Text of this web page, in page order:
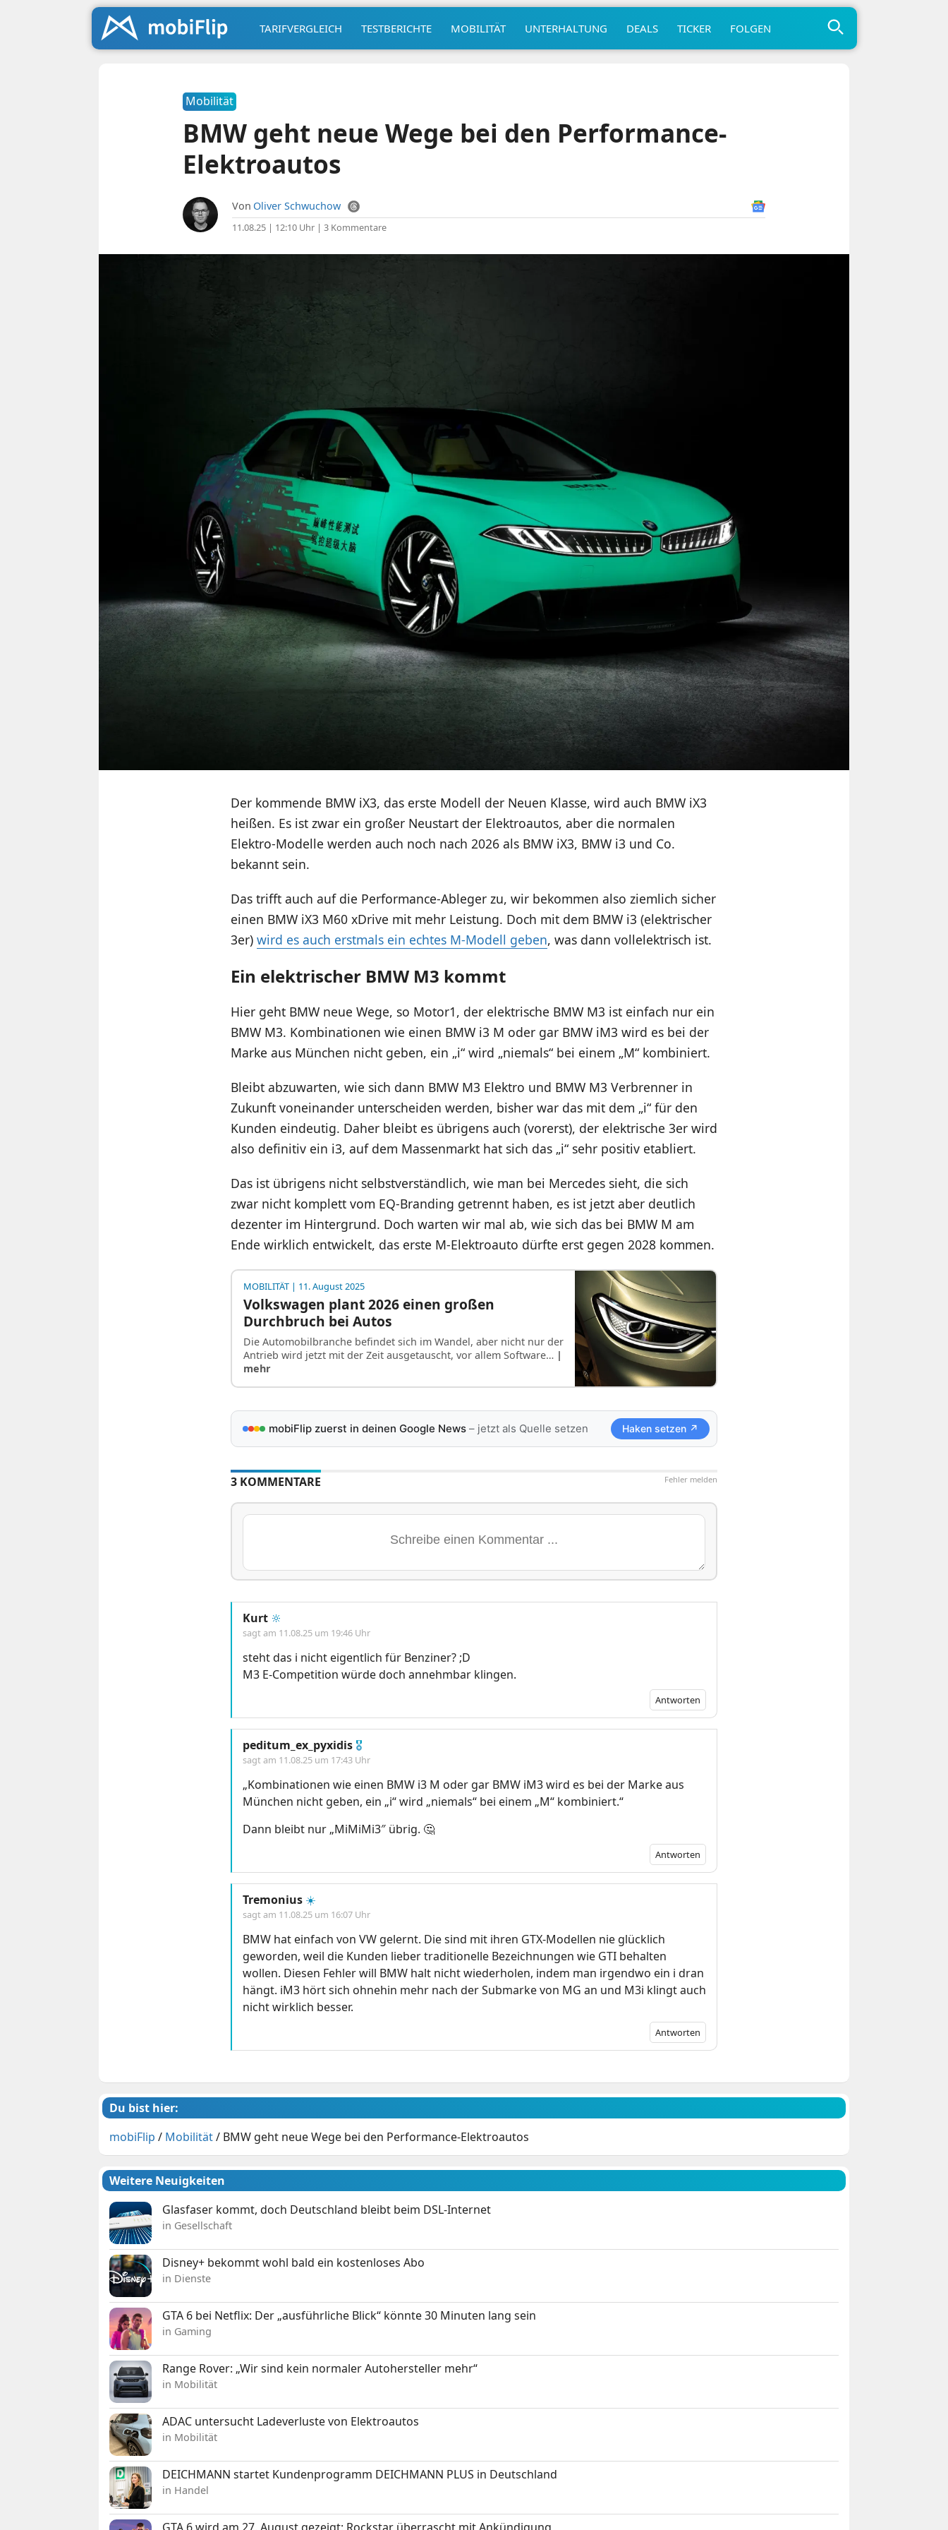
TARIFVERGLEICH TESTBERICHTE MOBILITÄT UNTERHALTUNG DEALS TICKER FOLGEN
Mobilität
BMW geht neue Wege bei den Performance-
Elektroautos
Von Oliver Schwuchow
11.08.25 | 12:10 Uhr| 3 Kommentare
Der kommende BMW iX3, das erste Modell der Neuen Klasse, wird auch BMW iX3
heißen. Es ist zwar ein großer Neustart der Elektroautos, aber die normalen
Elektro-Modelle werden auch noch nach 2026 als BMW iX3, BMW i3 und Co.
bekannt sein.
Das trifft auch auf die Performance-Ableger zu, wir bekommen also ziemlich sicher
einen BMW iX3 M60 xDrive mit mehr Leistung. Doch mit dem BMW i3 (elektrischer
3er) wird es auch erstmals ein echtes M-Modell geben, was dann vollelektrisch ist.
Ein elektrischer BMW M3 kommt
Hier geht BMW neue Wege, so Motor1, der elektrische BMW M3 ist einfach nur ein
BMW M3. Kombinationen wie einen BMW i3 M oder gar BMW iM3 wird es bei der
Marke aus München nicht geben, ein „i“ wird „niemals“ bei einem „M“ kombiniert.
Bleibt abzuwarten, wie sich dann BMW M3 Elektro und BMW M3 Verbrenner in
Zukunft voneinander unterscheiden werden, bisher war das mit dem „i“ für den
Kunden eindeutig. Daher bleibt es übrigens auch (vorerst), der elektrische 3er wird
also definitiv ein i3, auf dem Massenmarkt hat sich das „i“ sehr positiv etabliert.
Das ist übrigens nicht selbstverständlich, wie man bei Mercedes sieht, die sich
zwar nicht komplett vom EQ-Branding getrennt haben, es ist jetzt aber deutlich
dezenter im Hintergrund. Doch warten wir mal ab, wie sich das bei BMW M am
Ende wirklich entwickelt, das erste M-Elektroauto dürfte erst gegen 2028 kommen.
MOBILITÄT| 11. August 2025
Volkswagen plant 2026 einen großen
Durchbruch bei Autos
Die Automobilbranche befindet sich im Wandel, aber nicht nur der
Antrieb wird jetzt mit der Zeit ausgetauscht, vor allem Software… |
mehr
mobiFlip zuerst in deinen Google News– jetzt als Quelle setzen Haken setzen ↗
Fehler melden
3 KOMMENTARE
Kurt 🔆
sagt am 11.08.25 um 19:46 Uhr
steht das i nicht eigentlich für Benziner? ;D
M3 E-Competition würde doch annehmbar klingen.
Antworten
peditum_ex_pyxidis 🎖
sagt am 11.08.25 um 17:43 Uhr
„Kombinationen wie einen BMW i3 M oder gar BMW iM3 wird es bei der Marke aus
München nicht geben, ein „i“ wird „niemals“ bei einem „M“ kombiniert.“
Dann bleibt nur „MiMiMi3″ übrig. 🤔
Antworten
Tremonius ☀️
sagt am 11.08.25 um 16:07 Uhr
BMW hat einfach von VW gelernt. Die sind mit ihren GTX-Modellen nie glücklich
geworden, weil die Kunden lieber traditionelle Bezeichnungen wie GTI behalten
wollen. Diesen Fehler will BMW halt nicht wiederholen, indem man irgendwo ein i dran
hängt. iM3 hört sich ohnehin mehr nach der Submarke von MG an und M3i klingt auch
nicht wirklich besser.
Antworten
Du bist hier:
mobiFlip / Mobilität/ BMW geht neue Wege bei den Performance-Elektroautos
Weitere Neuigkeiten
Glasfaser kommt, doch Deutschland bleibt beim DSL-Internet
in Gesellschaft
Disney+ bekommt wohl bald ein kostenloses Abo
in Dienste
GTA 6 bei Netflix: Der „ausführliche Blick“ könnte 30 Minuten lang sein
in Gaming
Range Rover: „Wir sind kein normaler Autohersteller mehr“
in Mobilität
ADAC untersucht Ladeverluste von Elektroautos
in Mobilität
DEICHMANN startet Kundenprogramm DEICHMANN PLUS in Deutschland
in Handel